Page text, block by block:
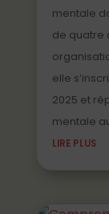
mentale
de quatre
elle
2025 et
mentale
LIRE PLUS